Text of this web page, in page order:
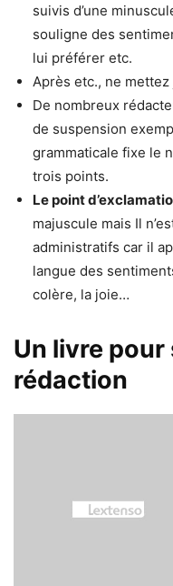
suivis d’une
souligne des
lui préférer etc.
Après etc., ne
De nombreux
de suspension
grammaticale fixe le
trois points.
Le point
majuscule mais Il
administratifs car il
langue des
colère, la joie…
Un livre pour
rédaction